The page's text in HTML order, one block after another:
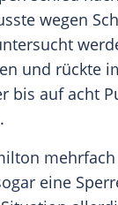
wegen
und rückte
bis auf acht
mehrfach
eine